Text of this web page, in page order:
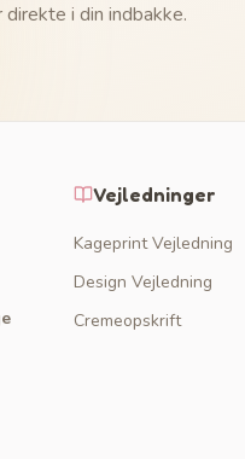
i din indbakke.
Vejledninger
Kageprint Vejledning
Design Vejledning
Cremeopskrift